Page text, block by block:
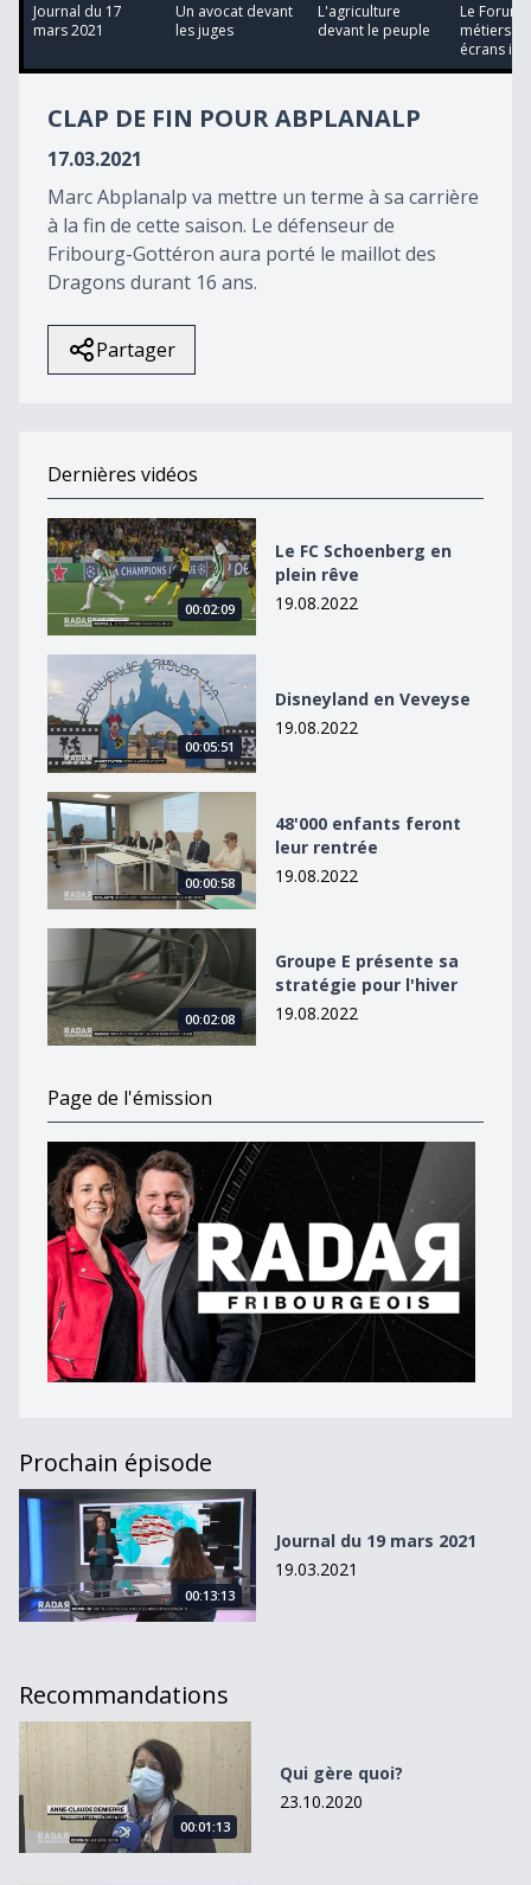
12
minutes,
seconds
Journal du 17
mars 2021
Un avocat devant
les juges
L'agriculture
devant le peuple
Le Forum
métiers
écrans
CLAP DE FIN POUR ABPLANALP
17.03.2021
Marc Abplanalp va mettre un terme à sa carrière
à la fin de cette saison. Le défenseur de
Fribourg-Gottéron aura porté le maillot des
Dragons durant 16 ans.
Partager
Dernières vidéos
Le FC Schoenberg en plein rêve
00:02:09
Le FC Schoenberg en
plein rêve
19.08.2022
Disneyland en Veveyse
00:05:51
Disneyland en Veveyse
19.08.2022
48&#039;000 enfants feront leur rentrée
00:00:58
48'000 enfants feront
leur rentrée
19.08.2022
Groupe E présente sa stratégie pour l&#039;hiver
00:02:08
Groupe E présente sa
stratégie pour l'hiver
19.08.2022
Page de l'émission
Prochain épisode
Journal du 19 mars 2021
00:13:13
Journal du 19 mars 2021
19.03.2021
Recommandations
Qui gère quoi?
00:01:13
Qui gère quoi?
23.10.2020